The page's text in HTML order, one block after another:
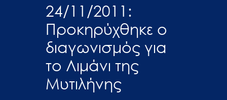
24/11/2011:
Προκηρύχθηκε ο
διαγωνισμός για
το Λιμάνι της
Μυτιλήνης